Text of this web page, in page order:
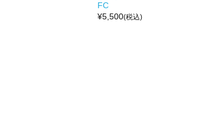
FC
¥5,500(税込)